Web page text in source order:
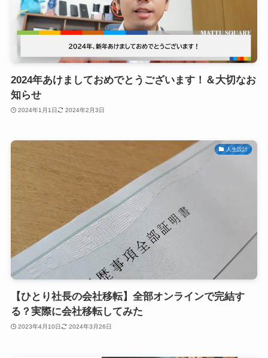
2024年あけましておめでとうございます！＆大切なお
知らせ
2024年1月1日 2024年2月3日
人生設計
【ひとり社長の会社移転】全部オンラインで完結す
る？実際に会社移転してみた
2023年4月10日 2024年3月26日